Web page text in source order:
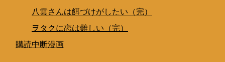
八雲さんは餌づけがしたい（完）
ヲタクに恋は難しい（完）
購読中断漫画